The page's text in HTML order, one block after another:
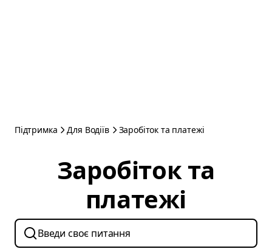
Підтримка Для Водіїв Заробіток та платежі
Заробіток та
платежі